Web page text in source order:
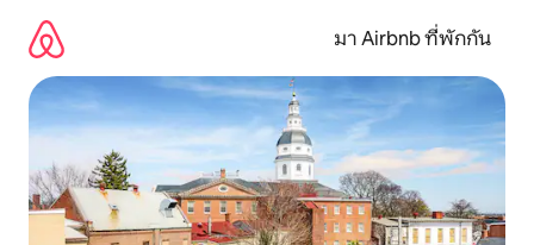
เนื้อหา
มา Airbnb ที่พักกัน